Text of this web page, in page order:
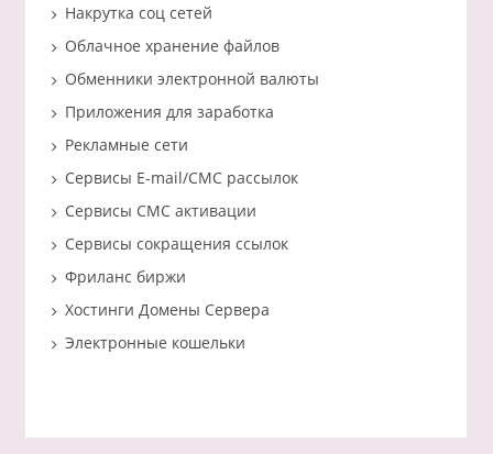
Накрутка соц сетей
Облачное хранение файлов
Обменники электронной валюты
Приложения для заработка
Рекламные сети
Сервисы E-mail/СМС рассылок
Сервисы СМС активации
Сервисы сокращения ссылок
Фриланс биржи
Хостинги Домены Сервера
Электронные кошельки